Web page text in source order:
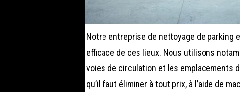
Notre entreprise de nettoyage de parking
efficace de ces lieux. Nous utilisons
voies de circulation et les emplacements
qu’il faut éliminer à tout prix, à l’aide de